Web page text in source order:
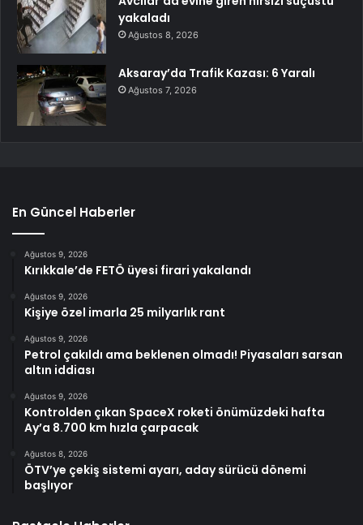
yakaladı
Ağustos 8, 2026
Aksaray’da Trafik Kazası: 6 Yaralı
Ağustos 7, 2026
En Güncel Haberler
Ağustos 9, 2026
Kırıkkale’de FETÖ üyesi firari yakalandı
Ağustos 9, 2026
Kişiye özel imarla 25 milyarlık rant
Ağustos 9, 2026
Petrol çakıldı ama beklenen olmadı! Piyasaları sarsan
altın iddiası
Ağustos 9, 2026
Kontrolden çıkan SpaceX roketi önümüzdeki hafta
Ay’a 8.700 km hızla çarpacak
Ağustos 8, 2026
ÖTV’ye çekiş sistemi ayarı, aday sürücü dönemi
başlıyor